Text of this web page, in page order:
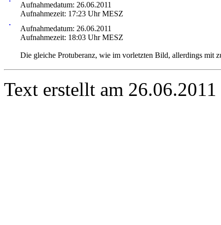
Aufnahmedatum: 26.06.2011
Aufnahmezeit: 17:23 Uhr MESZ
Aufnahmedatum: 26.06.2011
Aufnahmezeit: 18:03 Uhr MESZ
Die gleiche Protuberanz, wie im vorletzten Bild, allerdings mit
Text erstellt am 26.06.2011